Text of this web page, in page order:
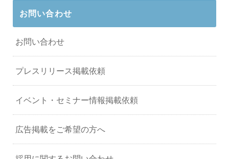
お問い合わせ
お問い合わせ
プレスリリース掲載依頼
イベント・セミナー情報掲載依頼
広告掲載をご希望の方へ